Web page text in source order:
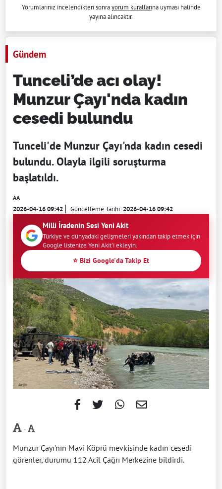
Yorumlarınız incelendikten sonrayorum kurallarına uyması halinde
yayına alıncaktır.
Gündem
Tunceli’de acı olay!
Munzur Çayı'nda kadın
cesedi bulundu
Tunceli'de Munzur Çayı'nda kadın cesedi
bulundu. Olayla ilgili soruşturma
başlatıldı.
AA
2026-04-16 09:42 Güncelleme Tarihi:2026-04-16 09:42
Milli İradenin Sesi Yeni Akit
Türkiye ve dünyadaki gelişmeleri yakından takip etmek için
Google listenize Yeni Akit'i ekleyin.
⭐ Bizi Google'da Takip Et
-
Munzur Çayı'nın Mavi Köprü mevkisinde kadın cesedi
görenler, durumu 112 Acil Çağrı Merkezine bildirdi.